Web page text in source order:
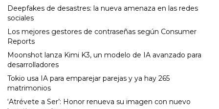
Deepfakes de desastres: la nueva amenaza en las redes
sociales
Los mejores gestores de contraseñas según Consumer
Reports
Moonshot lanza Kimi K3, un modelo de IA avanzado para
desarrolladores
Tokio usa IA para emparejar parejas y ya hay 265
matrimonios
‘Atrévete a Ser’: Honor renueva su imagen con nuevo